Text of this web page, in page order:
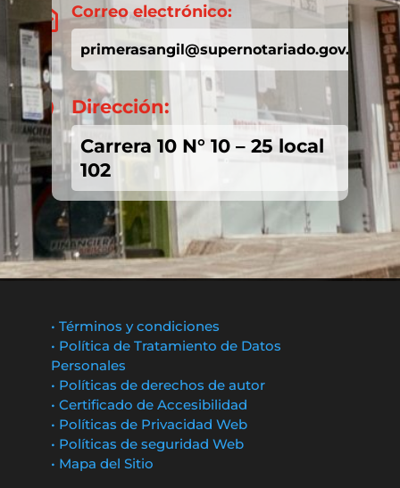
 Correo electrónico:
primerasangil@supernotariado.gov.co

Dirección:
Carrera 10 N° 10 – 25 local
102
• Términos y condiciones
• Política de Tratamiento de Datos
Personales
• Políticas de derechos de autor
• Certificado de Accesibilidad
• Políticas de Privacidad Web
• Políticas de seguridad Web
• Mapa del Sitio